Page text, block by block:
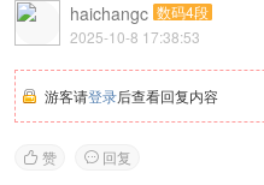
haichangc 数码4段
2025-10-8 17:38:53
游客请登录后查看回复内容
 赞  回复